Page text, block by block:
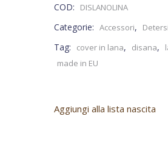
COD: DISLANOLINA
Categorie: Accessori,
Tag: cover in lana, disana,
made in EU
Aggiungi alla lista nascita